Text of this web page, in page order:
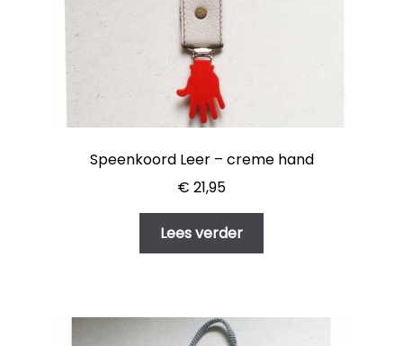
Speenkoord Leer – creme hand
€ 21,95
Lees verder